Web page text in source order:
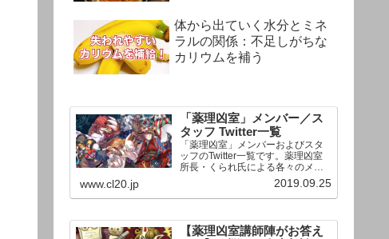
体から出ていく水分とミネ
ラルの関係：不足しがちな
カリウムを補う
「薬理凶室」メンバー／ス
タッフ Twitter一覧
「薬理凶室」メンバーおよびスタ
ッフのTwitter一覧です。薬理凶室
所長・くられ氏による各々のメン
バーの一言紹介付き。Twitterへの
リンクの下にあるフォローボタン
を押すとそのままフォローできま
www.cl20.jp 2019.09.25
【薬理凶室講師陣がお答え